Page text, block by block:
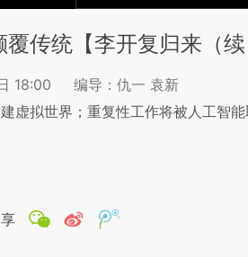
传统【李开复归来（续
18:00
编导：仇一 袁新
虚拟世界；重复性工作将被人工智